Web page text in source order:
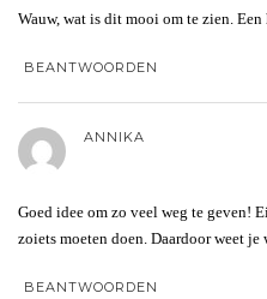
Wauw, wat is dit mooi om te zien.
BEANTWOORDEN
ANNIKA
Goed idee om zo veel weg te geven!
zoiets moeten doen. Daardoor weet je
BEANTWOORDEN